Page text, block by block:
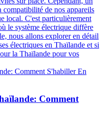
compatibilité de nos appareils
local. C'est particulièrement
le système électrique diffère
nous allons explorer en détail
électriques en Thaïlande et si
la Thaïlande pour vos
Comment